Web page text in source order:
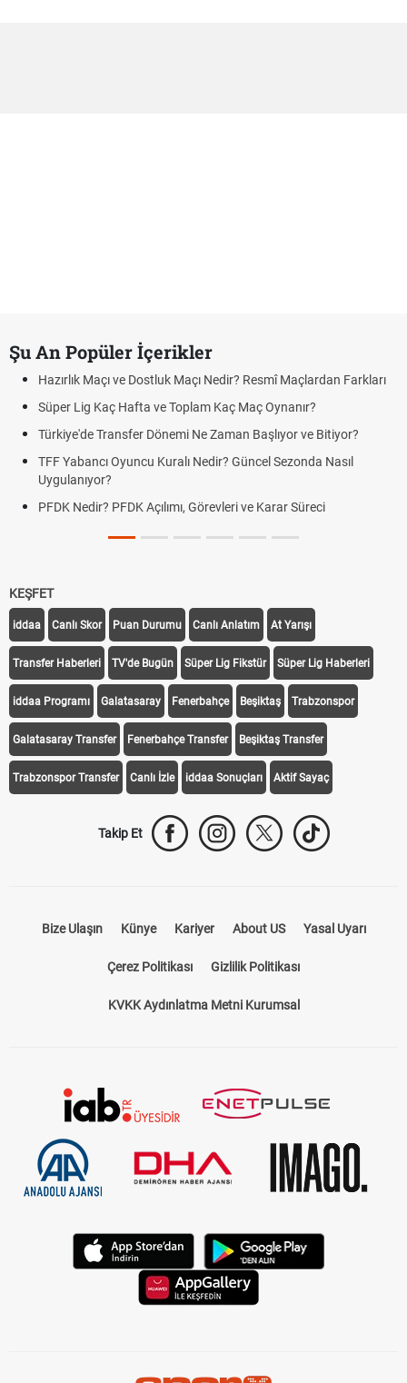
Şu An Popüler İçerikler
Hazırlık Maçı ve Dostluk Maçı Nedir? Resmî Maçlardan Farkları
Süper Lig Kaç Hafta ve Toplam Kaç Maç Oynanır?
Türkiye'de Transfer Dönemi Ne Zaman Başlıyor ve Bitiyor?
TFF Yabancı Oyuncu Kuralı Nedir? Güncel Sezonda Nasıl
Uygulanıyor?
PFDK Nedir? PFDK Açılımı, Görevleri ve Karar Süreci
KEŞFET
iddaa Canlı Skor Puan Durumu Canlı Anlatım At Yarışı
Transfer Haberleri TV'de Bugün Süper Lig Fikstür Süper Lig Haberleri
iddaa Programı Galatasaray Fenerbahçe Beşiktaş Trabzonspor
Galatasaray Transfer Fenerbahçe Transfer Beşiktaş Transfer
Trabzonspor Transfer Canlı İzle iddaa Sonuçları Aktif Sayaç
Takip Et
Bize Ulaşın Künye Kariyer About US Yasal Uyarı
Çerez Politikası Gizlilik Politikası
KVKK Aydınlatma Metni Kurumsal